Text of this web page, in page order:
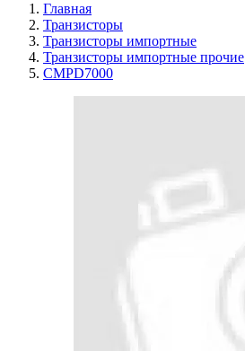
Главная
Транзисторы
Транзисторы импортные
Транзисторы импортные прочие
CMPD7000